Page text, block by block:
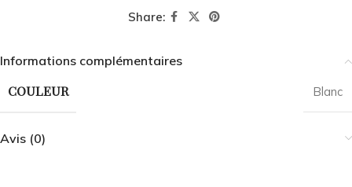
Share:
Informations complémentaires
COULEUR Blanc
Avis (0)